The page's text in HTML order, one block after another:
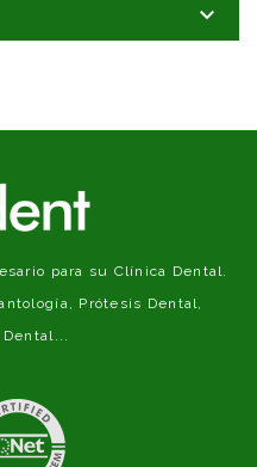

para su Clínica Dental.
Prótesis Dental,